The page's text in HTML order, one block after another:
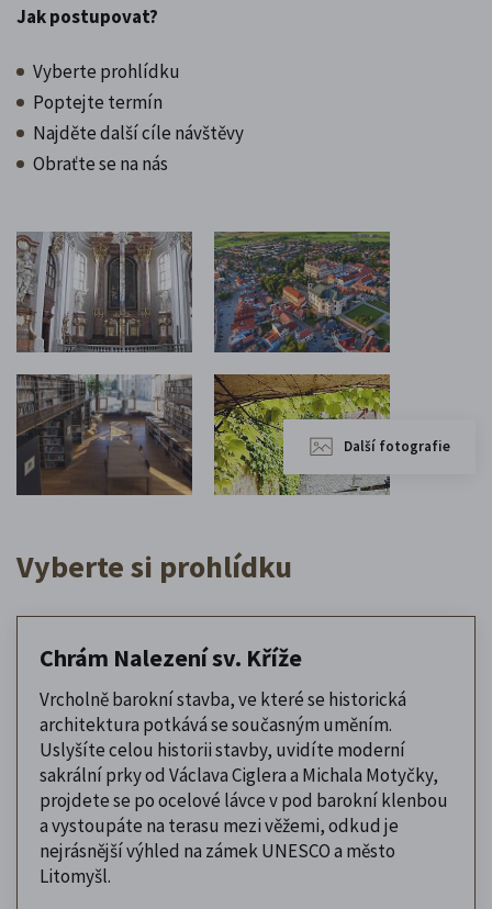
Jak postupovat?
Vyberte prohlídku
Poptejte termín
Najděte další cíle návštěvy
Obraťte se na nás
Další fotografie
Vyberte si prohlídku
Chrám Nalezení sv. Kříže
Vrcholně barokní stavba, ve které se historická
architektura potkává se současným uměním.
Uslyšíte celou historii stavby, uvidíte moderní
sakrální prky od Václava Ciglera a Michala Motyčky,
projdete se po ocelové lávce v pod barokní klenbou
a vystoupáte na terasu mezi věžemi, odkud je
nejrásnější výhled na zámek UNESCO a město
Litomyšl.